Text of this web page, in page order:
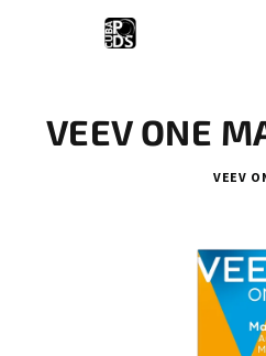
VEEV ONE
VEEV